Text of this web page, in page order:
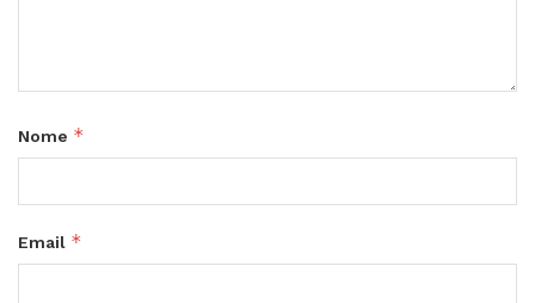
Nome *
Email *